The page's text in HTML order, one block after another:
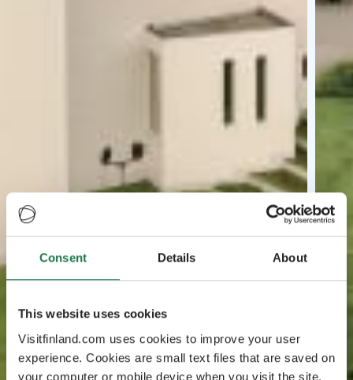
Consent Details About
This website uses cookies
Visitfinland.com uses cookies to improve your user
experience. Cookies are small text files that are saved on
your computer or mobile device when you visit the site.